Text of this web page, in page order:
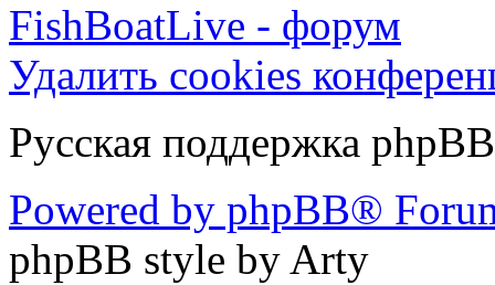
FishBoatLive - форум
Удалить cookies
Русская поддержка phpBB
Powered by phpBB®
phpBB style by Arty